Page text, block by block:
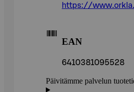
https://
EAN
6410381095528
Päivitämme palvelun